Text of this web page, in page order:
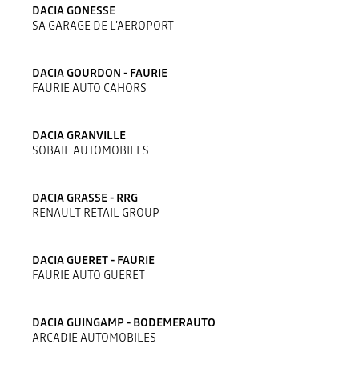
DACIA GONESSE
SA GARAGE DE L'AEROPORT
DACIA GOURDON - FAURIE
FAURIE AUTO CAHORS
DACIA GRANVILLE
SOBAIE AUTOMOBILES
DACIA GRASSE - RRG
RENAULT RETAIL GROUP
DACIA GUERET - FAURIE
FAURIE AUTO GUERET
DACIA GUINGAMP - BODEMERAUTO
ARCADIE AUTOMOBILES